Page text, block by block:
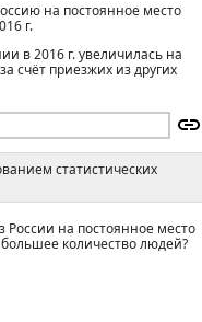
на постоянное место
г.
в 2016 г. увеличилась на
счёт приезжих из других
статистических
России на постоянное место
количество людей?